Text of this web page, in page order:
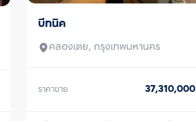
ขายพร้อมผู้เช่า
บีทนิค
คลองเตย, กรุงเทพมหานคร
ราคาขาย 37,310,000